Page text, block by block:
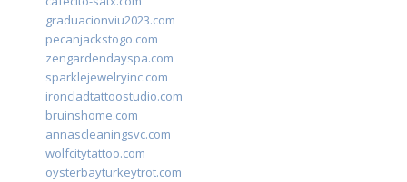
graduacionviu2023.com
pecanjackstogo.com
zengardendayspa.com
sparklejewelryinc.com
ironcladtattoostudio.com
bruinshome.com
annascleaningsvc.com
wolfcitytattoo.com
oysterbayturkeytrot.com